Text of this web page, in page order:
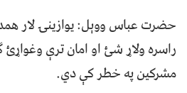
حضرت عباس ووېل: يوازينۍ لار
راسره ولاړ شئ او امان ترې
مشرکين په خطر کې دي.